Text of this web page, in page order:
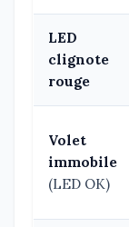
LED
clignote
rouge
Volet
immobile
(LED OK)